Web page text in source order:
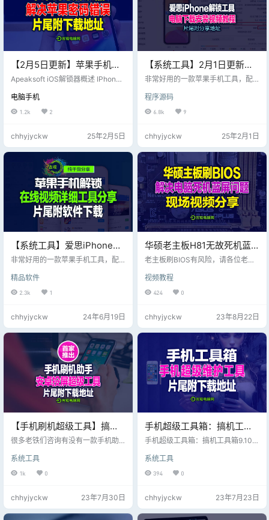
【2月5日更新】苹果手机福
利工具-苹果ios解锁器
1.0.60 多语言婆戒版】
Apeaksoft iOS解锁器概述 IPhone
one屏幕因屏幕破裂而锁定？不用担
心，因为这个功能强大的程序将在
hone 数据。 黑户+僵尸机部分不支
持； 本站点资源全部白嫖免费搬
运； 遇到第三方收费与本站点无
关； 请自行测试并知晓提示！ Apea
ksoft iOS解锁器的特点…
电脑手机
1.2k 2
chhyjyckw 25年2月5日
【系统工具】2月1日更新爱
思 iPhone解锁【Aiseesoft
语坡姐】
非常好用的一款苹果手机工具，配
的！ 黑户+僵尸机部分不支持； 本
站点资源全部白嫖免费搬运； 遇到
程序源码
6.8k 9
chhyjyckw 25年2月1日
【系统工具】爱思iPhone解
锁【Aiseesoft iPhone
姐】0502更新中
非常好用的一款苹果手机工具，配
的！iPhone Unlocker 2.0.56最新版
精品软件
2.3k 1
chhyjyckw 24年6月19日
华硕老主板H81无故死机蓝
屏的解决方法，主板更新刷
老主板刷BIOS有风险，请各位老铁
否则主板会变砖头！
视频教程
424 0
chhyjyckw 23年8月22日
【手机刷机超级工具】搞机
助手及安卓投屏工具视频教
很多老铁们咨询有没有一款手机助
件，方便各位机友 下面有分享的视
频详细教程、和两款软件工具的下
系统工具
1k 0
chhyjyckw 23年7月30日
手机超级工具箱：搞机工具
箱9.10（adb卸载内置软件神
手机超级工具箱：搞机工具箱9.10
多得的手机维护工具，压缩包包
含：ADB驱动安装
系统工具
394 0
chhyjyckw 23年7月23日